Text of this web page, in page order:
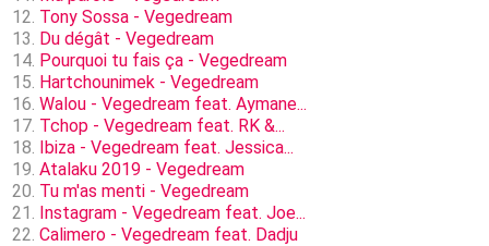
Tony Sossa - Vegedream
Du dégât - Vegedream
Pourquoi tu fais ça - Vegedream
Hartchounimek - Vegedream
Walou - Vegedream feat. Aymane...
Tchop - Vegedream feat. RK &...
Ibiza - Vegedream feat. Jessica...
Atalaku 2019 - Vegedream
Tu m'as menti - Vegedream
Instagram - Vegedream feat. Joe...
Calimero - Vegedream feat. Dadju